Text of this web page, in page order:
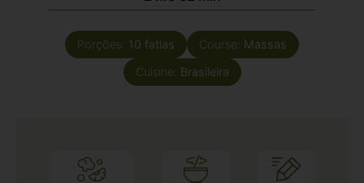
Porções: 10 fatias Course: Massas
Cuisine: Brasileira